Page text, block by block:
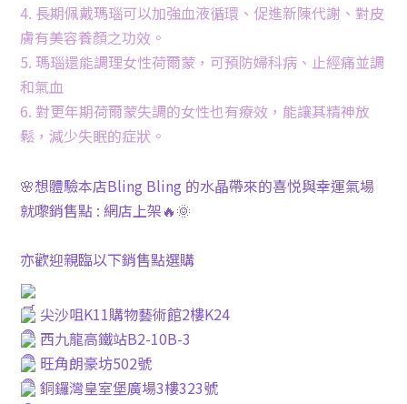
4. 長期佩戴瑪瑙可以加強血液循環、促進新陳代謝、對皮
膚有美容養顏之功效。
5. 瑪瑙還能調理女性荷爾蒙，可預防婦科病、止經痛並調
和氣血
6. 對更年期荷爾蒙失調的女性也有療效，能讓其精神放
鬆，減少失眠的症狀。
🌸想體驗本店Bling Bling 的水晶帶來的喜悦與幸運氣場
就嚟銷售點 : 網店上架🔥🌞
亦歡迎親臨以下銷售點選購
尖沙咀K11購物藝術館2樓K24
西九龍高鐵站B2-10B-3
旺角朗豪坊502號
銅鑼灣皇室堡廣場3樓323號